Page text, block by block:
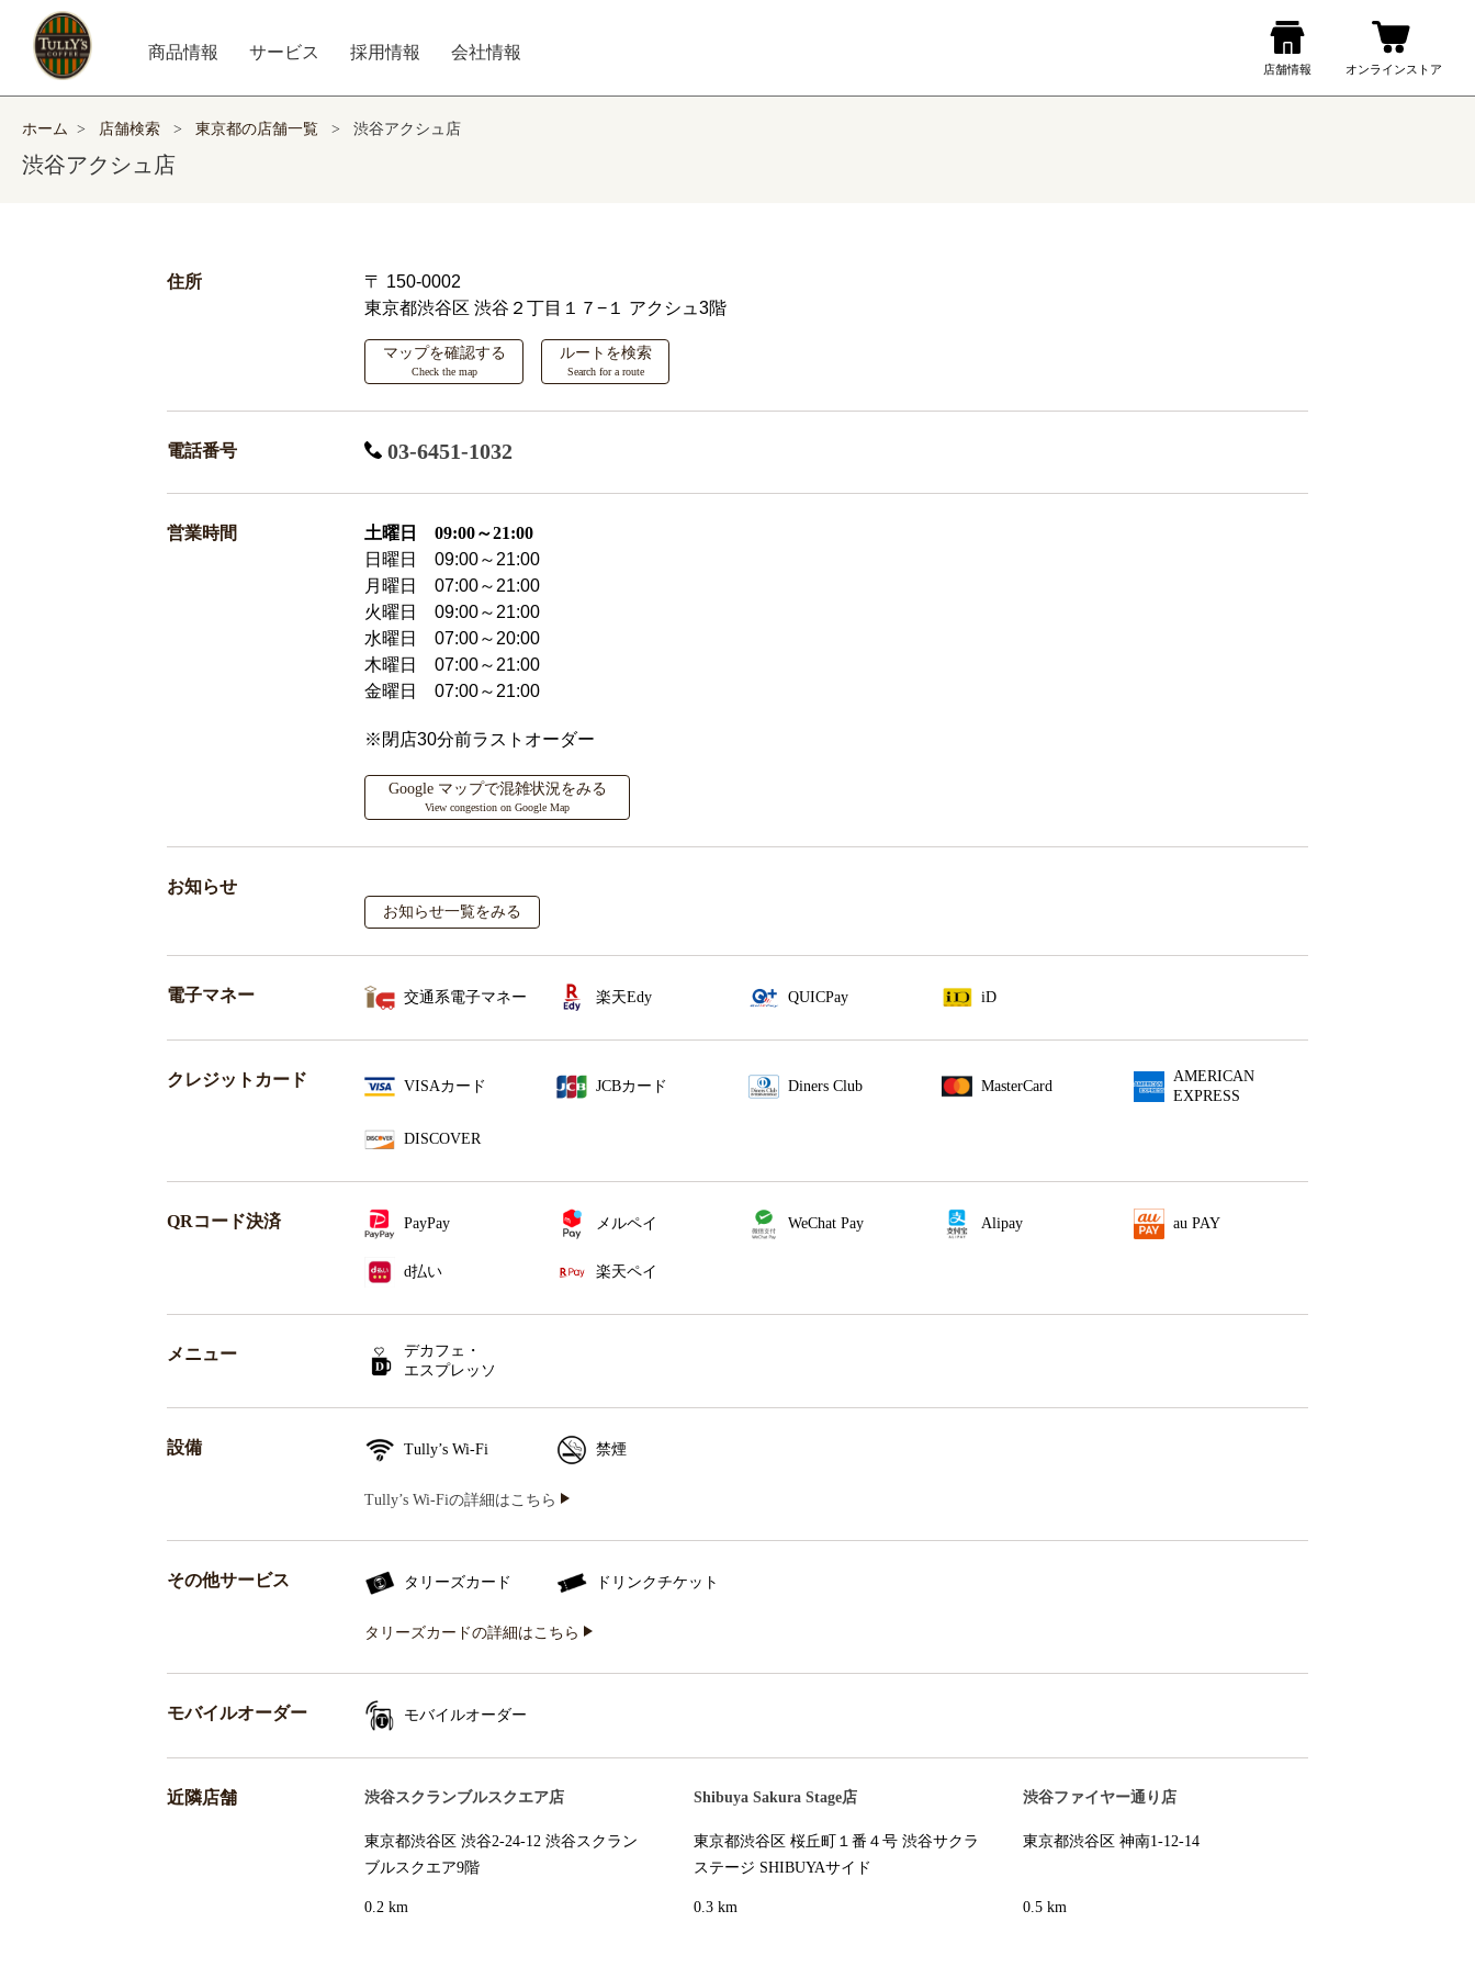
商品情報 サービス 採用情報 会社情報
ホーム > 店舗検索 > 東京都の店舗一覧 > 渋谷アクシュ店
渋谷アクシュ店
住所
〒 150-0002
東京都渋谷区 渋谷２丁目１７−１ アクシュ3階
マップを確認する
Check the map
ルートを検索
Search for a route
電話番号 03-6451-1032
営業時間
土曜日 09:00～21:00
日曜日 09:00～21:00
月曜日 07:00～21:00
火曜日 09:00～21:00
水曜日 07:00～20:00
木曜日 07:00～21:00
金曜日 07:00～21:00
※閉店30分前ラストオーダー
Google マップで混雑状況をみる
View congestion on Google Map
お知らせ
お知らせ一覧をみる
電子マネー 交通系電子マネー 楽天Edy QUICPay iD
クレジットカード VISAカード JCBカード Diners Club MasterCard
AMERICAN
EXPRESS
DISCOVER
QRコード決済 PayPay メルペイ WeChat Pay Alipay au PAY
d払い 楽天ペイ
メニュー
デカフェ・
エスプレッソ
設備 Tully’s Wi-Fi 禁煙
Tully’s Wi-Fiの詳細はこちら
その他サービス タリーズカード ドリンクチケット
タリーズカードの詳細はこちら
モバイルオーダー モバイルオーダー
近隣店舗 渋谷スクランブルスクエア店
東京都渋谷区 渋谷2-24-12 渋谷スクラン
ブルスクエア9階
0.2 km
Shibuya Sakura Stage店
東京都渋谷区 桜丘町１番４号 渋谷サクラ
ステージ SHIBUYAサイド
0.3 km
渋谷ファイヤー通り店
東京都渋谷区 神南1-12-14
0.5 km